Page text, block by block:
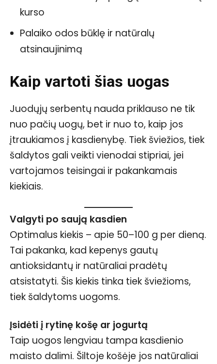
kurso
Palaiko odos būklę ir natūralų
atsinaujinimą
Kaip vartoti šias uogas
Juodųjų serbentų nauda priklauso ne tik
nuo pačių uogų, bet ir nuo to, kaip jos
įtraukiamos į kasdienybę. Tiek šviežios, tiek
šaldytos gali veikti vienodai stipriai, jei
vartojamos teisingai ir pakankamais
kiekiais.
Valgyti po saują kasdien
Optimalus kiekis – apie 50–100 g per dieną.
Tai pakanka, kad kepenys gautų
antioksidantų ir natūraliai pradėtų
atsistatyti. Šis kiekis tinka tiek šviežioms,
tiek šaldytoms uogoms.
Įsidėti į rytinę košę ar jogurtą
Taip uogos lengviau tampa kasdienio
maisto dalimi. Šiltoje košėje jos natūraliai